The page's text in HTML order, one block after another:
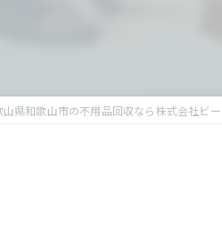
山県和歌山市の不用品回収なら株式会社ビ